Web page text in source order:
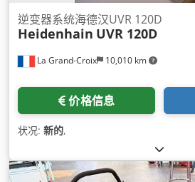
La Grand-Croix 10,010 km
逆变器系统海德汉UVR 120D
Heidenhain UVR 120D
价格信息
状况: 新的,